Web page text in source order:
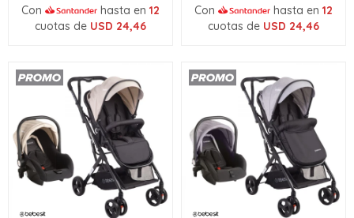
Con hasta en 12
cuotas de USD 24,46
Con hasta en 12
cuotas de USD 24,46